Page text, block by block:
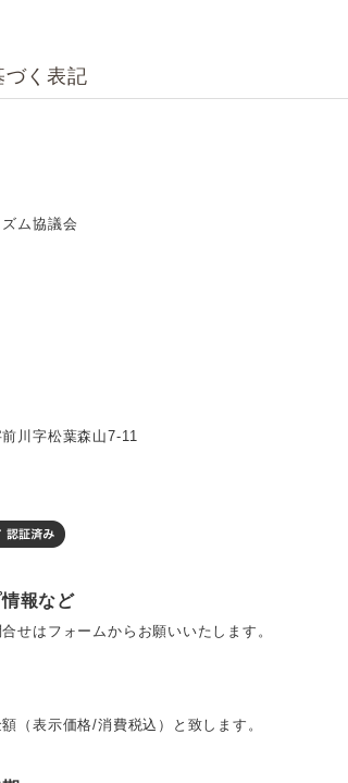
く表記
ム協議会
川字松葉森山7-11
報など
せはフォームからお願いいたします。
（表示価格/消費税込）と致します。